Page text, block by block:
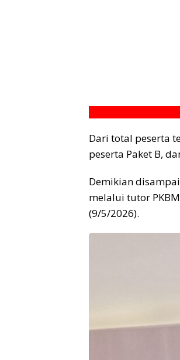
Dari total peserta
peserta Paket B,
Demikian
melalui tutor
(9/5/2026).